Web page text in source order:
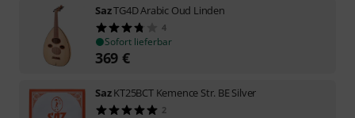
SazTG4D Arabic Oud Linden
4
Sofort lieferbar
369 €
SazKT25BCT Kemence Str. BE Silver
2